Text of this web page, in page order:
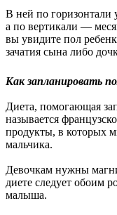
В ней по горизонтали
а по вертикали —
вы увидите пол
зачатия сына либо
Как запланировать
Диета, помогающая
называется
продукты, в которых
мальчика.
Девочкам нужны
диете следует обоим
малыша.